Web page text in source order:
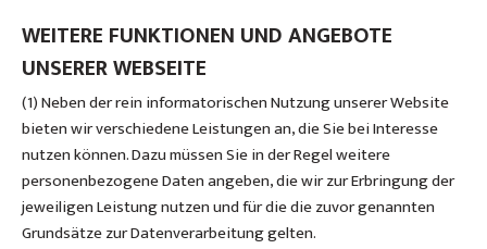
WEITERE FUNKTIONEN UND ANGEBOTE
UNSERER WEBSEITE
(1) Neben der rein informatorischen Nutzung unserer Website
bieten wir verschiedene Leistungen an, die Sie bei Interesse
nutzen können. Dazu müssen Sie in der Regel weitere
personenbezogene Daten angeben, die wir zur Erbringung der
jeweiligen Leistung nutzen und für die die zuvor genannten
Grundsätze zur Datenverarbeitung gelten.